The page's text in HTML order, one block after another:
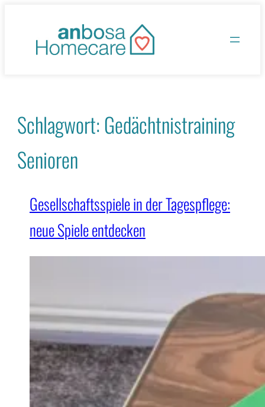
springen
Schlagwort:Gedächtnistraining
Senioren
Gesellschaftsspiele in der Tagespflege:
neue Spiele entdecken